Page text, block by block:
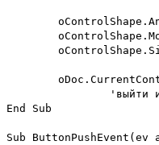
'выйти
End Sub
Sub ButtonPushEvent(ev